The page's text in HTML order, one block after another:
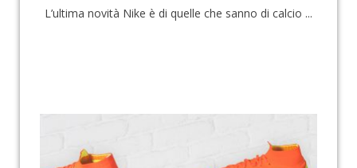
L’ultima novità Nike è di quelle che sanno di calcio ...